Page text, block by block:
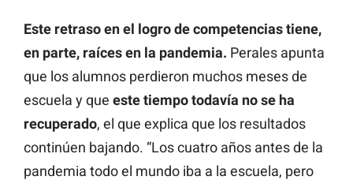
Este retraso en el logro de competencias tiene,
en parte, raíces en la pandemia. Perales apunta
que los alumnos perdieron muchos meses de
escuela y que este tiempo todavía no se ha
recuperado, el que explica que los resultados
continúen bajando. “Los cuatro años antes de la
pandemia todo el mundo iba a la escuela, pero